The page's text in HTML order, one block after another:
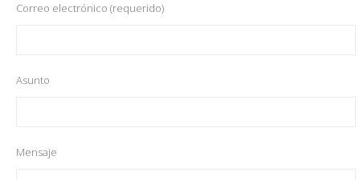
Correo electrónico (requerido)
Asunto
Mensaje